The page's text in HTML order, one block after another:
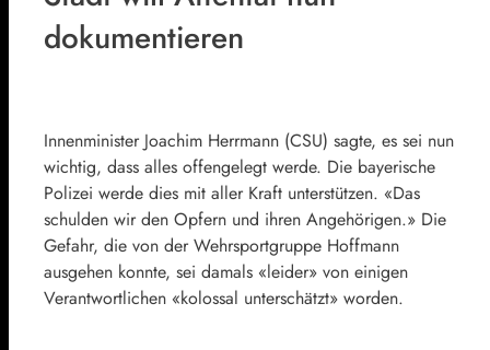
dokumentieren
Innenminister Joachim Herrmann (CSU) sagte, es sei nun
wichtig, dass alles offengelegt werde. Die bayerische
Polizei werde dies mit aller Kraft unterstützen. «Das
schulden wir den Opfern und ihren Angehörigen.» Die
Gefahr, die von der Wehrsportgruppe Hoffmann
ausgehen konnte, sei damals «leider» von einigen
Verantwortlichen «kolossal unterschätzt» worden.